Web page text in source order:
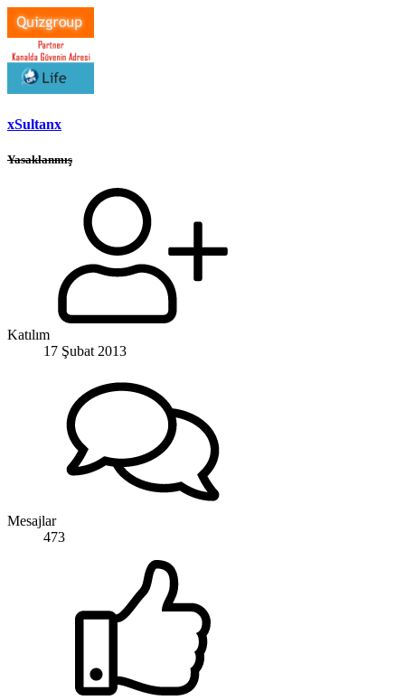
xSultanx
Yasaklanmış
Katılım
17 Şubat 2013
Mesajlar
473